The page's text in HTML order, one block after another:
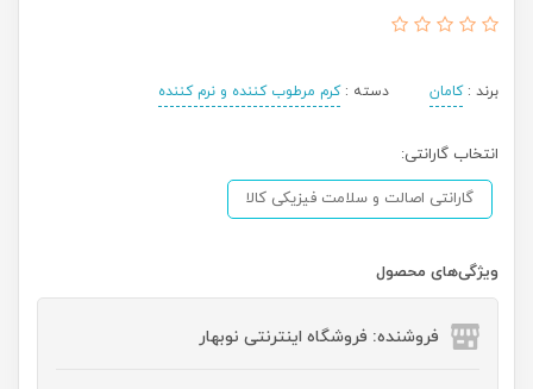
برند :کامان دسته :کرم مرطوب کننده و نرم کننده
انتخاب گارانتی:
گارانتی اصالت و سلامت فیزیکی کالا
ویژگی‌های محصول
فروشنده: فروشگاه اینترنتی نوبهار